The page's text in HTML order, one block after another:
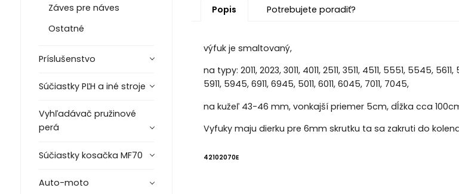
Záves pre náves
Ostatné
Príslušenstvo
Súčiastky PĽH a iné stroje
Vyhľadávač pružinové
perá
Súčiastky kosačka MF70
Auto-moto
Popis Potrebujete poradiť?
výfuk je smaltovaný,
na typy: 2011, 2023, 3011, 4011, 2511, 3511, 4511, 5551, 5545,
5911, 5945, 6911, 6945, 5011, 6011, 6045, 7011, 7045,
na kužeľ 43-46 mm, vonkajší priemer 5cm, dĺžka cca
Vyfuky maju dierku pre 6mm skrutku ta sa zakruti do
42102070E